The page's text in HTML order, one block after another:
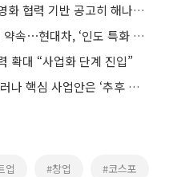
최휘영 문체부 장관 “韓-인도 영화 협력 기반 공고히 해나가겠다”
정의선 회장ㆍ모디 총리의 8년 약속⋯현대차, ‘인도 특화 친환경 모빌리티’로 결실
확대 “사업화 단계 진입”
싸이월드, 10월 부활 예고…그러나 핵심 사업안은 ‘추후 공개’
업 #창업 #코스포